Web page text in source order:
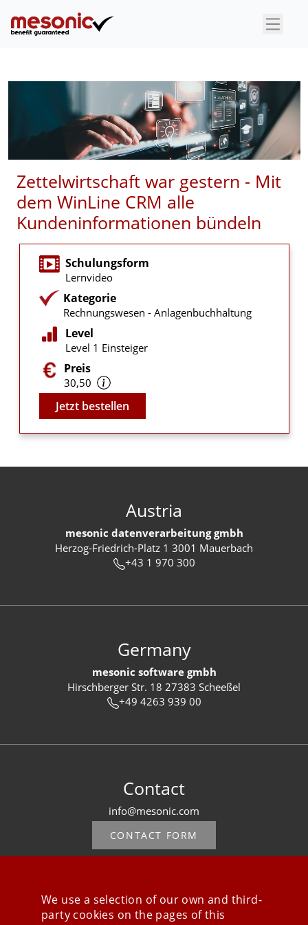
×
Zettelwirtschaft war gestern - Mit
dem WinLine CRM alle
Kundeninformationen bündeln
Schulungsform
Lernvideo
Kategorie
Rechnungswesen - Anlagenbuchhaltung
Level
Level 1 Einsteiger
Preis
30,50
Video
Jetzt bestellen
Austria
mesonic datenverarbeitung gmbh
Herzog-Friedrich-Platz 1 3001 Mauerbach
+43 1 970 300
Germany
mesonic software gmbh
Hirschberger Str. 18 27383 Scheeßel
+49 4263 939 00
Contact
info@mesonic.com
CONTACT FORM
We use a selection of our own and third-
party cookies on the pages of this